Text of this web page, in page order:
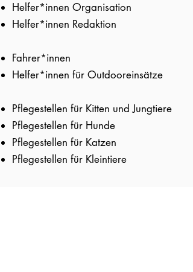
Helfer*innen Organisation
Helfer*innen Redaktion
Fahrer*innen
Helfer*innen für Outdooreinsätze
Pflegestellen für Kitten und Jungtiere
Pflegestellen für Hunde
Pflegestellen für Katzen
Pflegestellen für Kleintiere